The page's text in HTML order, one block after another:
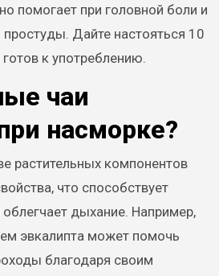
помогает при головной боли и
Дайте настояться 10
к употреблению.
чаи
насморке?
растительных компонентов
что способствует
дыхание. Например,
эвкалипта может помочь
благодаря своим